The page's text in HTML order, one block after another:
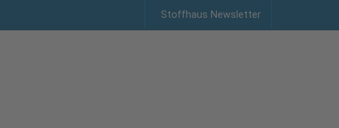
Stoffhaus Newsletter